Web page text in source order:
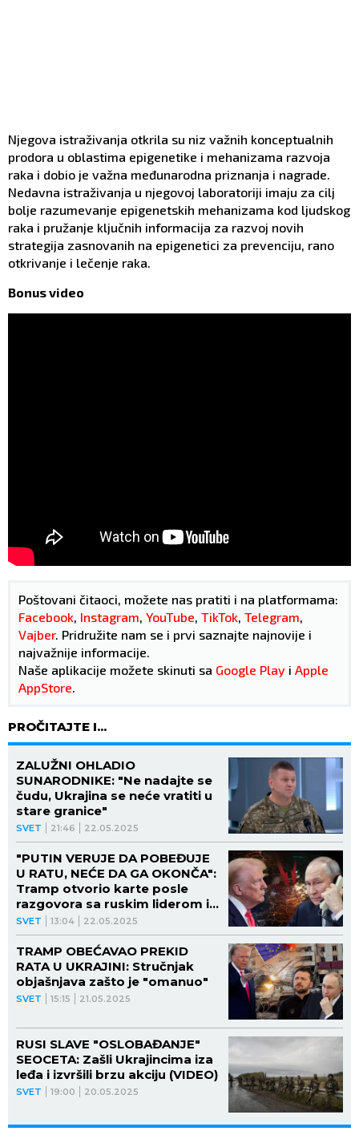
Njegova istraživanja otkrila su niz važnih konceptualnih
prodora u oblastima epigenetike i mehanizama razvoja
raka i dobio je važna međunarodna priznanja i nagrade.
Nedavna istraživanja u njegovoj laboratoriji imaju za cilj
bolje razumevanje epigenetskih mehanizama kod ljudskog
raka i pružanje ključnih informacija za razvoj novih
strategija zasnovanih na epigenetici za prevenciju, rano
otkrivanje i lečenje raka.
Bonus video
Poštovani čitaoci, možete nas pratiti i na platformama:
Facebook Instagram YouTube TikTok Telegram
Vajber. Pridružite nam se i prvi saznajte najnovije i
najvažnije informacije.
Naše aplikacije možete skinuti sa Google Play i Apple
AppStore
PROČITAJTE I...
SVET 21:46 22.05.2025
ZALUŽNI OHLADIO
SUNARODNIKE: "Ne nadajte se
čudu, Ukrajina se neće vratiti u
stare granice"
SVET 13:04 22.05.2025
"PUTIN VERUJE DA POBEĐUJE
U RATU, NEĆE DA GA OKONČA":
Tramp otvorio karte posle
razgovora sa ruskim liderom i
ŠOKIRAO SVE
SVET 15:15 21.05.2025
TRAMP OBEĆAVAO PREKID
RATA U UKRAJINI: Stručnjak
objašnjava zašto je "omanuo"
SVET 19:00 20.05.2025
RUSI SLAVE "OSLOBAĐANJE"
SEOCETA: Zašli Ukrajincima iza
leđa i izvršili brzu akciju (VIDEO)